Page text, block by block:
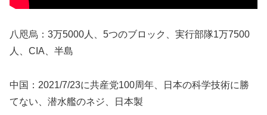
八咫烏：3万5000人、5つのブロック、実行部隊1万7500
人、CIA、半島
中国：2021/7/23に共産党100周年、日本の科学技術に勝
てない、潜水艦のネジ、日本製